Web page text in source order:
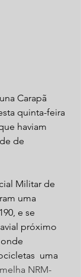
Carapã
quinta-feira
haviam
de
Militar de
uma
e se
próximo
uma
NRM-